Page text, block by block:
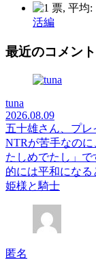
活編
最近のコメント
tuna
2026.08.09
五十雄さん、プレ
NTRが苦手なの
たしめでたし」
的には平和になる
姫様と騎士
匿名